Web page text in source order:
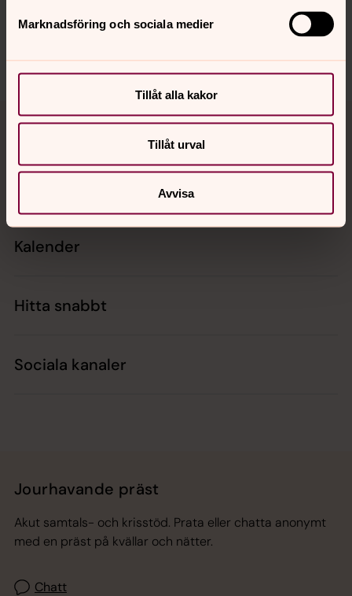
Marknadsföring och sociala medier
Tillåt alla kakor
Tillåt urval
Avvisa
Dela
Kalender
Hitta snabbt
Sociala kanaler
Jourhavande präst
Akut samtals- och krisstöd. Prata eller chatta anonymt
med en präst på kvällar och nätter.
Chatt